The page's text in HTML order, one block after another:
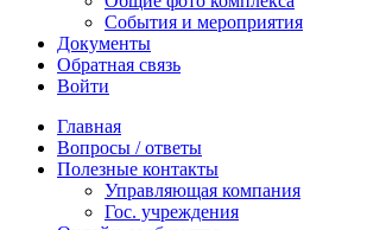
События и мероприятия
Документы
Обратная связь
Войти
Главная
Вопросы / ответы
Полезные контакты
Управляющая компания
Гос. учреждения